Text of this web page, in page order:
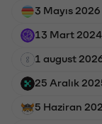
3 Mayıs
13 Mart
1 august
25 Aralık
5 Haziran